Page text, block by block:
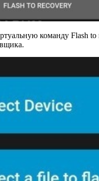
команду Flash to